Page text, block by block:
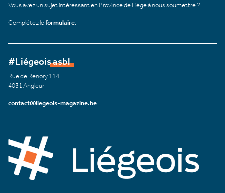
Vous avez un sujet intéressant en Province de Liège à nous soumettre ?
Complétez leformulaire
#Liégeois asbl
Rue de Renory 114
4031 Angleur
contact@liegeois-magazine.be